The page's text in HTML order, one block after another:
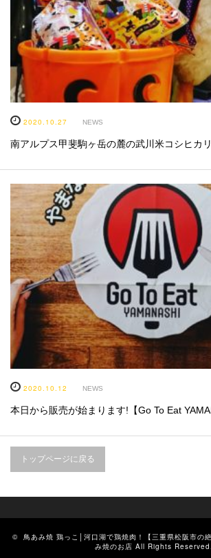
2020.10.27 NEWS
南アルプス甲斐駒ヶ岳の麓の武川米コシヒカリ
2020.10.12 NEWS
本日から販売が始まります!【Go To Eat
トップページに戻る
© 鳥あみ焼 鶏っこ│河口湖で鶏焼肉！【三重県松阪市の
み焼のお店 All Rights Reserved.